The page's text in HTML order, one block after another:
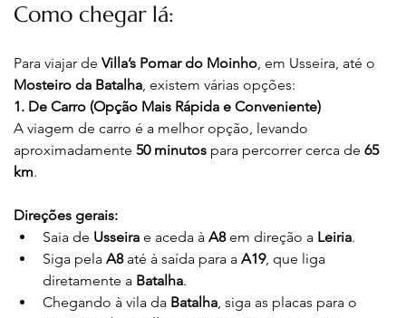
Como chegar lá:
Para viajar de Villa’s Pomar do Moinho, em Usseira, até o
Mosteiro da Batalha, existem várias opções:
1. De Carro (Opção Mais Rápida e Conveniente)
A viagem de carro é a melhor opção, levando
aproximadamente 50 minutos para percorrer cerca de 65
km.
Direções gerais:
Saia de Usseira e aceda à A8 em direção a Leiria.
Siga pela A8 até à saída para a A19, que liga
diretamente a Batalha.
Chegando à vila da Batalha, siga as placas para o